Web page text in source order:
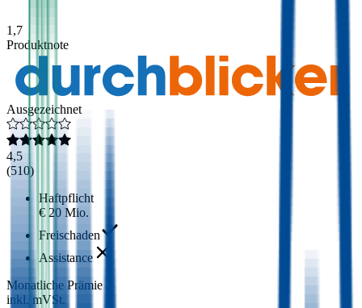
1,7
Produktnote
Ausgezeichnet
4,5
(510)
Haftpflicht
€ 20 Mio.
Freischaden
Assistance
Monatliche Prämie
inkl. mVSt.